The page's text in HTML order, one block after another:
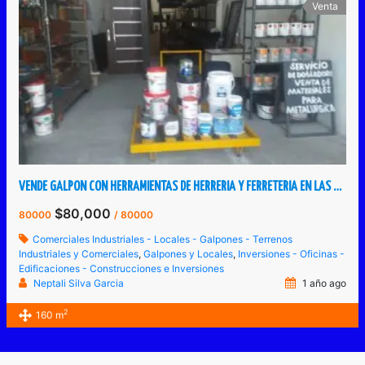
Venta
VENDE GALPON CON HERRAMIENTAS DE HERRERIA Y FERRETERIA EN LAS VEGAS DE TÁRIBA
80000 $80,000 / 80000
Comerciales Industriales - Locales - Galpones - Terrenos
Industriales y Comerciales,Galpones y Locales, Inversiones - Oficinas -
Edificaciones - Construcciones e Inversiones
Neptali Silva Garcia
1 año ago
160 m2